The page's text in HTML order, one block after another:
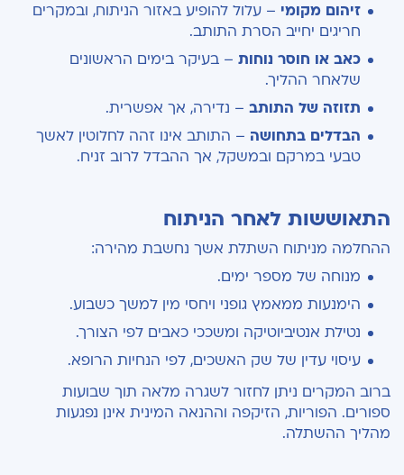
זיהום מקומי – עלול להופיע באזור הניתוח, ובמקרים
חריגים יחייב הסרת התותב.
כאב או חוסר נוחות – בעיקר בימים הראשונים
שלאחר ההליך.
תזוזה של התותב – נדירה, אך אפשרית.
הבדלים בתחושה – התותב אינו זהה לחלוטין לאשך
טבעי במרקם ובמשקל, אך ההבדל לרוב זניח.
התאוששות לאחר הניתוח
ההחלמה מניתוח השתלת אשך נחשבת מהירה:
מנוחה של מספר ימים.
הימנעות ממאמץ גופני ויחסי מין למשך כשבוע.
נטילת אנטיביוטיקה ומשככי כאבים לפי הצורך.
עיסוי עדין של שק האשכים, לפי הנחיות הרופא.
ברוב המקרים ניתן לחזור לשגרה מלאה תוך שבועות
ספורים. הפוריות, הזיקפה וההנאה המינית אינן נפגעות
מהליך ההשתלה.